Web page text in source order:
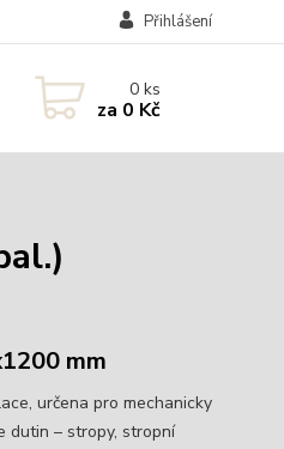
Přihlášení
0ks
za 0 Kč
mm
určena pro mechanicky
dutin – stropy, stropní